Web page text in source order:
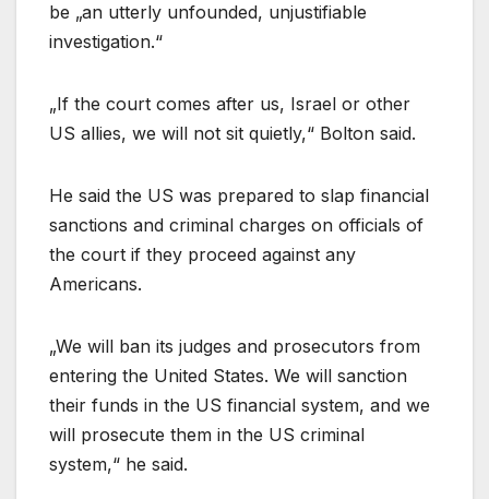
be „an utterly unfounded, unjustifiable
investigation.“
„If the court comes after us, Israel or other
US allies, we will not sit quietly,“ Bolton said.
He said the US was prepared to slap financial
sanctions and criminal charges on officials of
the court if they proceed against any
Americans.
„We will ban its judges and prosecutors from
entering the United States. We will sanction
their funds in the US financial system, and we
will prosecute them in the US criminal
system,“ he said.